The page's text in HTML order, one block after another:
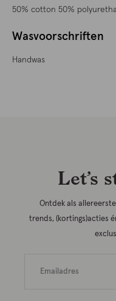
50% cotton 50%
Wasvoorschriften
Handwas
Let’s
Ontdek als
trends, (kortings)acties